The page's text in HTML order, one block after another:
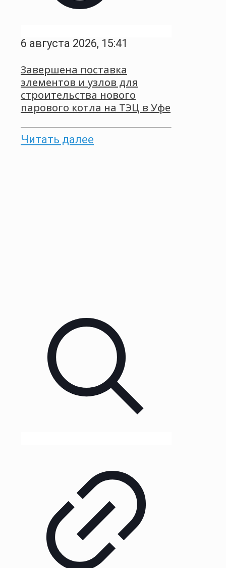
6 августа 2026, 15:41
Завершена поставка
элементов и узлов для
строительства нового
парового котла на ТЭЦ в Уфе
Читать далее